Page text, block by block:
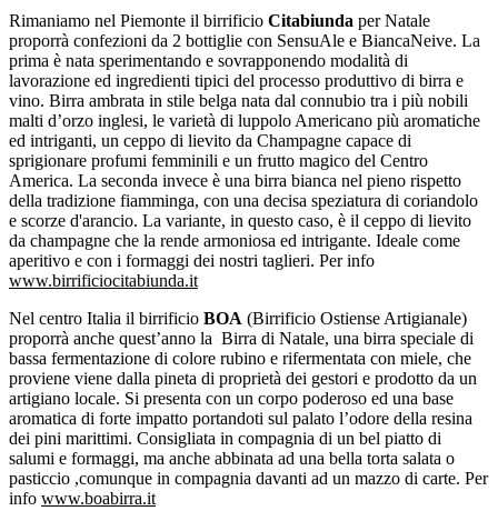
Rimaniamo nel Piemonte il birrificio Citabiunda per Natale
proporrà confezioni da 2 bottiglie con SensuAle e BiancaNeive. La
prima è nata sperimentando e sovrapponendo modalità di
lavorazione ed ingredienti tipici del processo produttivo di birra e
vino. Birra ambrata in stile belga nata dal connubio tra i più nobili
malti d’orzo inglesi, le varietà di luppolo Americano più aromatiche
ed intriganti, un ceppo di lievito da Champagne capace di
sprigionare profumi femminili e un frutto magico del Centro
America. La seconda invece è una birra bianca nel pieno rispetto
della tradizione fiamminga, con una decisa speziatura di coriandolo
e scorze d'arancio. La variante, in questo caso, è il ceppo di lievito
da champagne che la rende armoniosa ed intrigante. Ideale come
aperitivo e con i formaggi dei nostri taglieri. Per info
www.birrificiocitabiunda.it
Nel centro Italia il birrificio BOA (Birrificio Ostiense Artigianale)
proporrà anche quest’anno la Birra di Natale, una birra speciale di
bassa fermentazione di colore rubino e rifermentata con miele, che
proviene viene dalla pineta di proprietà dei gestori e prodotto da un
artigiano locale. Si presenta con un corpo poderoso ed una base
aromatica di forte impatto portandoti sul palato l’odore della resina
dei pini marittimi. Consigliata in compagnia di un bel piatto di
salumi e formaggi, ma anche abbinata ad una bella torta salata o
pasticcio ,comunque in compagnia davanti ad un mazzo di carte. Per
info www.boabirra.it